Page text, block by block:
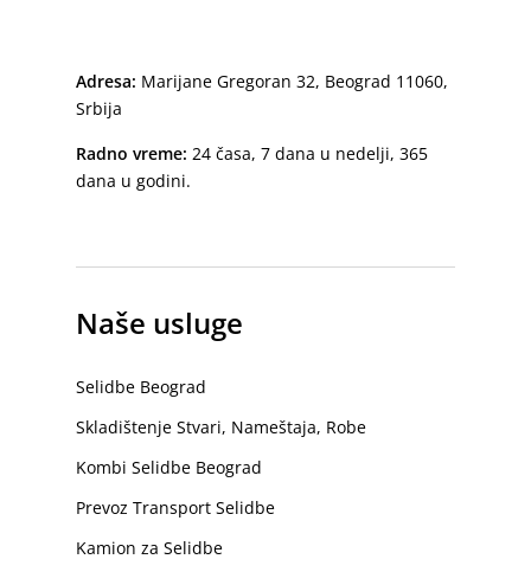
Adresa: Marijane Gregoran 32, Beograd 11060,
Srbija
Radno vreme: 24 časa, 7 dana u nedelji, 365
dana u godini.
Naše usluge
Selidbe Beograd
Skladištenje Stvari, Nameštaja, Robe
Kombi Selidbe Beograd
Prevoz Transport Selidbe
Kamion za Selidbe